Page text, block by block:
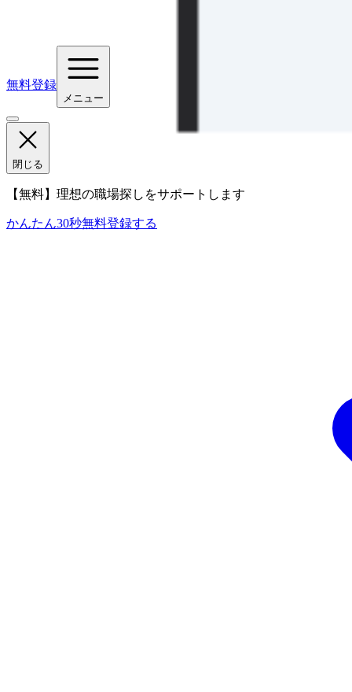
無料登録
メニュー
閉じる
【無料】理想の職場探しをサポートします
かんたん30秒無料登録する